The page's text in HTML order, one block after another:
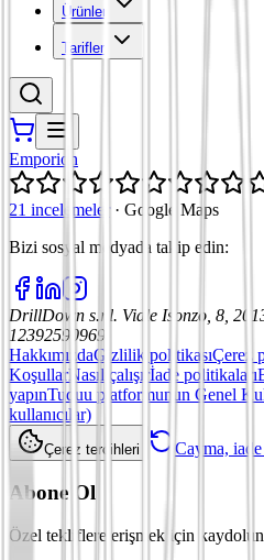
Ürünler
Tarifler
Emporion
21 incelemeler
· Google Maps
Bizi sosyal medyada takip edin:
DrillDown s.r.l. Viale Isonzo, 8,
12392590969
HakkımızdaGizlilik politikasıÇerez
KoşullarNasıl çalışırİade politikaları
yapınTuduu platformunun Genel
kullanıcılar)
Çerez tercihleri Cayma,
Abone Ol
Özel tekliflere erişmek için kaydolun